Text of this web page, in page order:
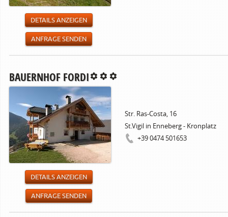
DETAILS ANZEIGEN
ANFRAGE SENDEN
BAUERNHOF FORDI
Str. Ras-Costa, 16
St.Vigil in Enneberg - Kronplatz
+39 0474 501653
DETAILS ANZEIGEN
ANFRAGE SENDEN